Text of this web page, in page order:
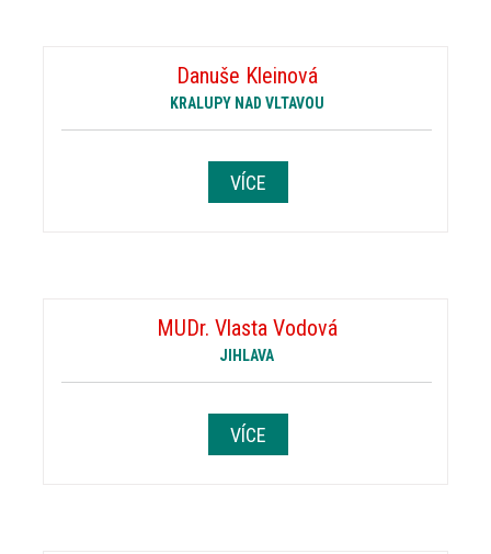
Danuše Kleinová
KRALUPY NAD VLTAVOU
VÍCE
MUDr. Vlasta Vodová
JIHLAVA
VÍCE